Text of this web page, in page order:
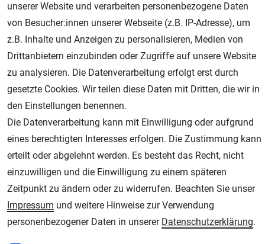
Geprüfter Shop
AGB Widerrufsrecht Datenschutz Impressum
Unsere weiteren Shops:
unserer Website und verarbeiten personenbezogene Daten
von Besucher:innen unserer Webseite (z.B. IP-Adresse), um
z.B. Inhalte und Anzeigen zu personalisieren, Medien von
Drittanbietern einzubinden oder Zugriffe auf unsere Website
zu analysieren. Die Datenverarbeitung erfolgt erst durch
gesetzte Cookies. Wir teilen diese Daten mit Dritten, die wir in
den Einstellungen benennen.
Die Datenverarbeitung kann mit Einwilligung oder aufgrund
eines berechtigten Interesses erfolgen. Die Zustimmung kann
erteilt oder abgelehnt werden. Es besteht das Recht, nicht
einzuwilligen und die Einwilligung zu einem späteren
Zeitpunkt zu ändern oder zu widerrufen. Beachten Sie unser
Impressum und weitere Hinweise zur Verwendung
personenbezogener Daten in unserer Daten­schutz­erklärung.